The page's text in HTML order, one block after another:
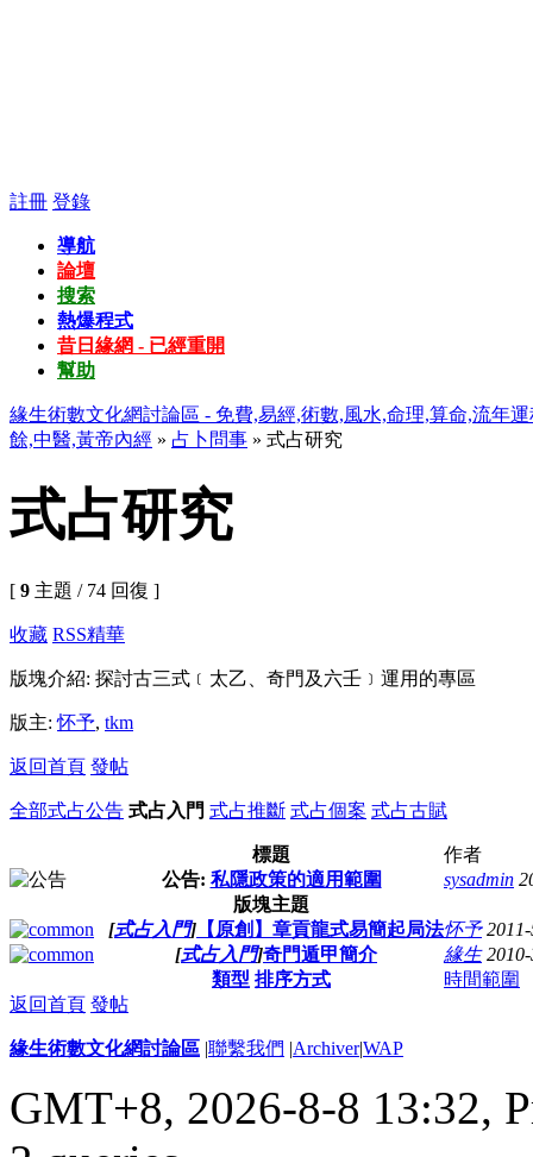
註冊 登錄
導航
論壇
搜索
熱爆程式
昔日緣網 - 已經重開
幫助
緣生術數文化網討論區 - 免費,易經,術數,風水,命理,算命,流年
餘,中醫,黃帝內經 » 占卜問事 » 式占研究
式占研究
[ 9 主題 / 74 回復 ]
收藏 RSS精華
版塊介紹: 探討古三式﹝太乙、奇門及六壬﹞運用的專區
版主:怀予, tkm
返回首頁 發帖
全部式占公告 式占入門 式占推斷 式占個案 式占古賦
標題
作者
公告: 私隱政策的適用範圍 sysadmin
版塊主題
[式占入門] 【原創】章貢龍式易簡起局法怀予
[式占入門]奇門遁甲簡介 緣生
類型 排序方式
時間範圍
返回首頁 發帖
緣生術數文化網討論區 |聯繫我們 |Archiver|WAP
GMT+8, 2026-8-8 13:32,